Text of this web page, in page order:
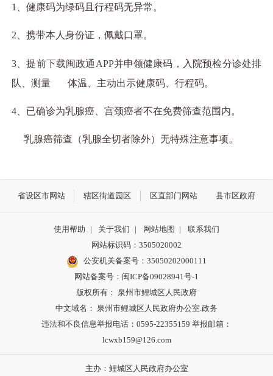
1 、健康码为绿码且行程码无异常。
2 、携带本人身份证，佩戴口罩。
3 、提前下载闽政通 APP并申领健康码，入院预检分诊处排
队、测量
体温、主动出示健康码、行程码。
4 、已确诊为乳腺癌、宫颈癌者不在免费筛查范围内。
乳腺癌筛查（乳腺全切者除外）无特殊注意事项。
省设区市网站 辖区街道园区 区直部门网站 县市区政府
使用帮助 | 关于我们 | 网站地图 |
联系我们
网站标识码：3505020002
公安机关备案号：35050202000111
网站备案号：闽ICP备09028941号-1
版权所有： 泉州市鲤城区人民政府
中文域名： 泉州市鲤城区人民政府办公室.政务
违法和不良信息举报电话：0595-22355159 举报邮箱：
lcwxb159@126.com
主办：鲤城区人民政府办公室